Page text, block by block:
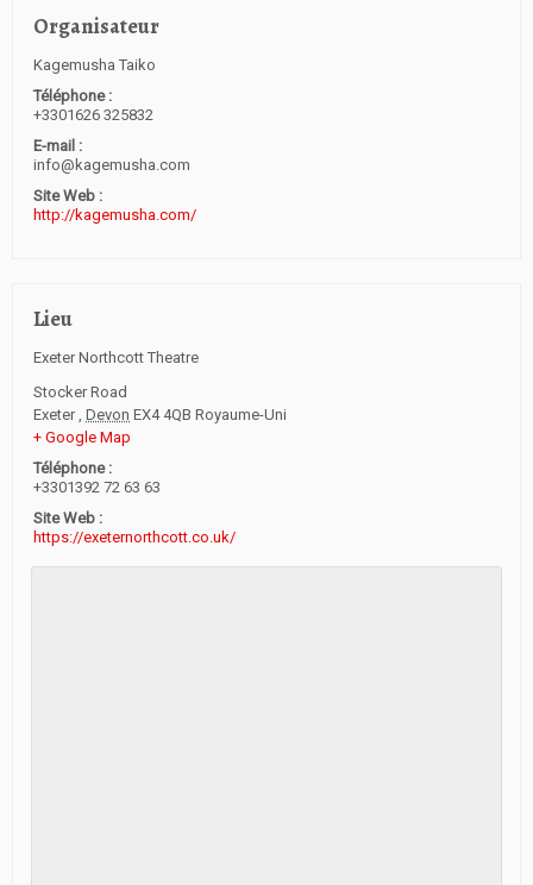
Organisateur
Kagemusha Taiko
Téléphone :
+3301626 325832
E-mail :
info@kagemusha.com
Site Web :
http://kagemusha.com/
Lieu
Exeter Northcott Theatre
Stocker Road
Exeter, Devon EX4 4QB Royaume-Uni
+ Google Map
Téléphone :
+3301392 72 63 63
Site Web :
https://exeternorthcott.co.uk/